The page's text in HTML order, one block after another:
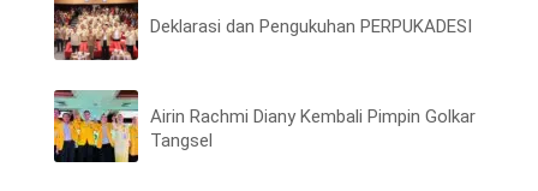
Deklarasi dan Pengukuhan PERPUKADESI
Airin Rachmi Diany Kembali Pimpin Golkar
Tangsel